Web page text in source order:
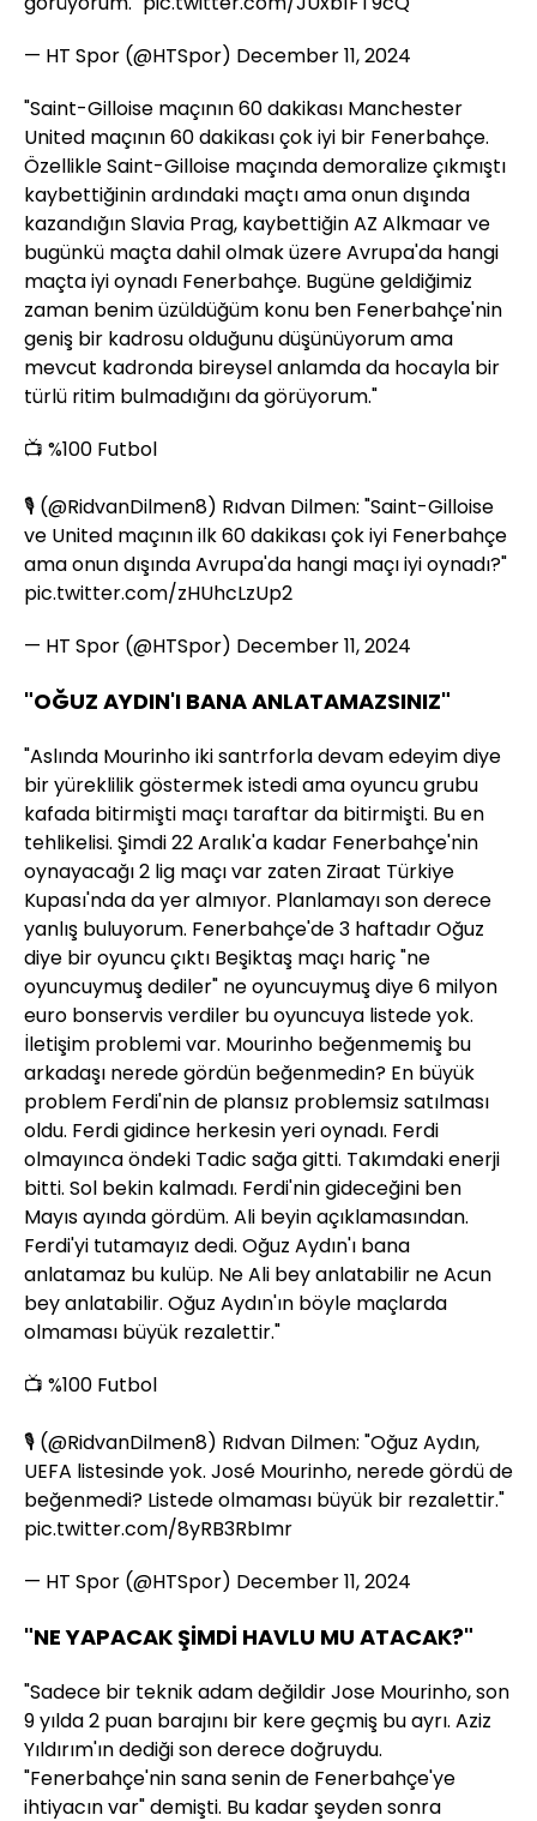
— HT Spor (@HTSpor) December 11, 2024
"Saint-Gilloise maçının 60 dakikası Manchester
United maçının 60 dakikası çok iyi bir Fenerbahçe.
Özellikle Saint-Gilloise maçında demoralize çıkmıştı
kaybettiğinin ardındaki maçtı ama onun dışında
kazandığın Slavia Prag, kaybettiğin AZ Alkmaar ve
bugünkü maçta dahil olmak üzere Avrupa'da hangi
maçta iyi oynadı Fenerbahçe. Bugüne geldiğimiz
zaman benim üzüldüğüm konu ben Fenerbahçe'nin
geniş bir kadrosu olduğunu düşünüyorum ama
mevcut kadronda bireysel anlamda da hocayla bir
türlü ritim bulmadığını da görüyorum."
📺 %100 Futbol
🎙️ (@RidvanDilmen8) Rıdvan Dilmen: "Saint-Gilloise
ve United maçının ilk 60 dakikası çok iyi Fenerbahçe
ama onun dışında Avrupa'da hangi maçı iyi oynadı?"
pic.twitter.com/zHUhcLzUp2
— HT Spor (@HTSpor) December 11, 2024
"OĞUZ AYDIN'I BANA ANLATAMAZSINIZ"
"Aslında Mourinho iki santrforla devam edeyim diye
bir yüreklilik göstermek istedi ama oyuncu grubu
kafada bitirmişti maçı taraftar da bitirmişti. Bu en
tehlikelisi. Şimdi 22 Aralık'a kadar Fenerbahçe'nin
oynayacağı 2 lig maçı var zaten Ziraat Türkiye
Kupası'nda da yer almıyor. Planlamayı son derece
yanlış buluyorum. Fenerbahçe'de 3 haftadır Oğuz
diye bir oyuncu çıktı Beşiktaş maçı hariç "ne
oyuncuymuş dediler" ne oyuncuymuş diye 6 milyon
euro bonservis verdiler bu oyuncuya listede yok.
İletişim problemi var. Mourinho beğenmemiş bu
arkadaşı nerede gördün beğenmedin? En büyük
problem Ferdi'nin de plansız problemsiz satılması
oldu. Ferdi gidince herkesin yeri oynadı. Ferdi
olmayınca öndeki Tadic sağa gitti. Takımdaki enerji
bitti. Sol bekin kalmadı. Ferdi'nin gideceğini ben
Mayıs ayında gördüm. Ali beyin açıklamasından.
Ferdi'yi tutamayız dedi. Oğuz Aydın'ı bana
anlatamaz bu kulüp. Ne Ali bey anlatabilir ne Acun
bey anlatabilir. Oğuz Aydın'ın böyle maçlarda
olmaması büyük rezalettir."
📺 %100 Futbol
🎙️ (@RidvanDilmen8) Rıdvan Dilmen: "Oğuz Aydın,
UEFA listesinde yok. José Mourinho, nerede gördü de
beğenmedi? Listede olmaması büyük bir rezalettir."
pic.twitter.com/8yRB3RbImr
— HT Spor (@HTSpor) December 11, 2024
"NE YAPACAK ŞİMDİ HAVLU MU ATACAK?"
"Sadece bir teknik adam değildir Jose Mourinho, son
9 yılda 2 puan barajını bir kere geçmiş bu ayrı. Aziz
Yıldırım'ın dediği son derece doğruydu.
"Fenerbahçe'nin sana senin de Fenerbahçe'ye
ihtiyacın var" demişti. Bu kadar şeyden sonra